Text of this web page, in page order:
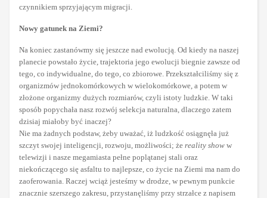
czynnikiem sprzyjającym migracji.
Nowy gatunek na Ziemi?
Na koniec zastanówmy się jeszcze nad ewolucją. Od kiedy na naszej
planecie powstało życie, trajektoria jego ewolucji biegnie zawsze od
tego, co indywidualne, do tego, co zbiorowe. Przekształciliśmy się z
organizmów jednokomórkowych w wielokomórkowe, a potem w
złożone organizmy dużych rozmiarów, czyli istoty ludzkie. W taki
sposób popychała nasz rozwój selekcja naturalna, dlaczego zatem
dzisiaj miałoby być inaczej?
Nie ma żadnych podstaw, żeby uważać, iż ludzkość osiągnęła już
szczyt swojej inteligencji, rozwoju, możliwości; że reality show w
telewizji i nasze megamiasta pełne poplątanej stali oraz
niekończącego się asfaltu to najlepsze, co życie na Ziemi ma nam do
zaoferowania. Raczej wciąż jesteśmy w drodze, w pewnym punkcie
znacznie szerszego zakresu, przystanęliśmy przy strzałce z napisem